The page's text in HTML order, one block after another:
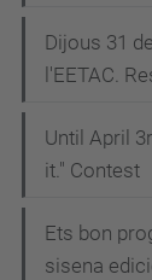
Dijous 31
l'EETAC.
Until April
it." Contest
Ets bon
sisena